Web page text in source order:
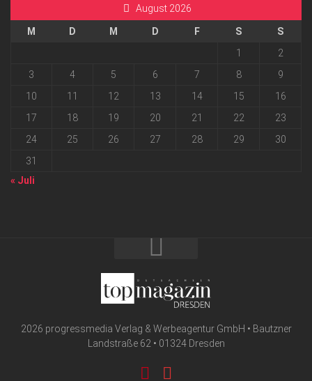
August 2026
M D M D F S
S
1
2
3
4 5 6 7 8
9
10
11 12 13 14 15
16
17
18 19 20 21 22
23
24
25 26 27 28 29
30
31
« Juli
2026 progressmedia Verlag & Werbeagentur GmbH • Bautzner
Landstraße 62 • 01324 Dresden